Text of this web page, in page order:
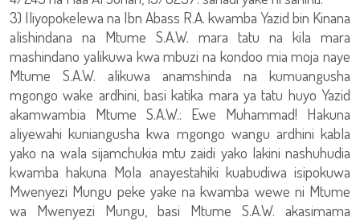
3) Iliyopokelewa na Ibn Abass R.A. kwamba Yazid bin Kinana
alishindana na Mtume S.A.W. mara tatu na kila mara
mashindano yalikuwa kwa mbuzi na kondoo mia moja naye
Mtume S.A.W. alikuwa anamshinda na kumuangusha
mgongo wake ardhini, basi katika mara ya tatu huyo Yazid
akamwambia Mtume S.A.W.: Ewe Muhammad! Hakuna
aliyewahi kuniangusha kwa mgongo wangu ardhini kabla
yako na wala sijamchukia mtu zaidi yako lakini nashuhudia
kwamba hakuna Mola anayestahiki kuabudiwa isipokuwa
Mwenyezi Mungu peke yake na kwamba wewe ni Mtume
wa Mwenyezi Mungu, basi Mtume S.A.W. akasimama